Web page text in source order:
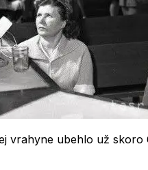
vrahyne ubehlo už